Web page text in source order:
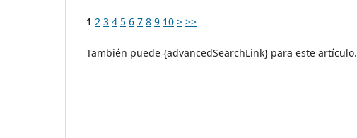
1 2 3 4 5 6 7 8 9 10 > >>
También puede {advancedSearchLink} para este artículo.